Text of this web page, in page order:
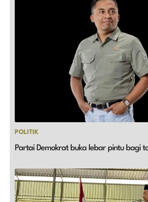
POLITIK
Partai Demokrat buka lebar pintu bagi